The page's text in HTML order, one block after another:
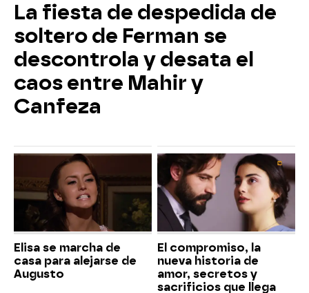
La fiesta de despedida de
soltero de Ferman se
descontrola y desata el
caos entre Mahir y
Canfeza
Elisa se marcha de
casa para alejarse de
Augusto
El compromiso, la
nueva historia de
amor, secretos y
sacrificios que llega